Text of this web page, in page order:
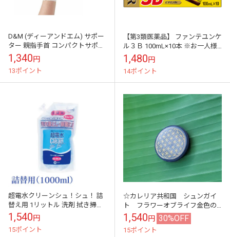
D&M (ディーアンドエム) サポー
ター 親指手首 コンパクトサポー
ター 左右兼用 L ベージュ 医
療用品
1,340円
13ポイント
【第3類医薬品】 ファンテユンケ
ル３Ｂ 100mL×10本 ※お一人様1
0個までとさせて頂きます
1,480円
14ポイント
超電水クリーンシュ！シュ！ 詰
替え用 1リットル 洗剤 拭き掃除
油汚れ 電解アルカリイオン水 ク
リーンシュシュ パソコン おも
ち...
1,540円
15ポイント
☆カレリア共和国 シュンガイ
ト フラワーオブライフ金色の
シール付き☆彡
1,540円 30%OFF
15ポイント